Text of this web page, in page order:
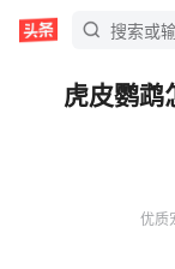
虎皮鹦鹉
优质